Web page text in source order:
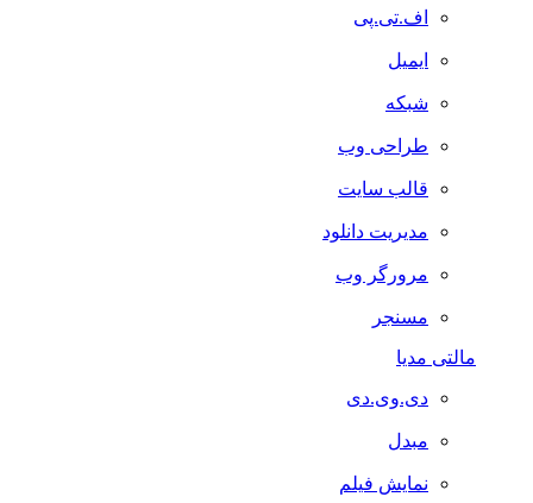
اف.تی.پی
ایمیل
شبکه
طراحی وب
قالب سایت
مدیریت دانلود
مرورگر وب
مسنجر
مالتی مدیا
دی.وی.دی
مبدل
نمایش فیلم